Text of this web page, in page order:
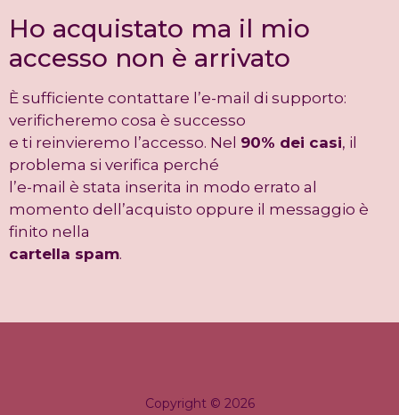
Ho acquistato ma il mio
accesso non è arrivato
È sufficiente contattare l’e-mail di supporto:
verificheremo cosa è successo
e ti reinvieremo l’accesso. Nel 90% dei casi, il
problema si verifica perché
l’e-mail è stata inserita in modo errato al
momento dell’acquisto oppure il messaggio è
finito nella
cartella spam.
Copyright © 2026